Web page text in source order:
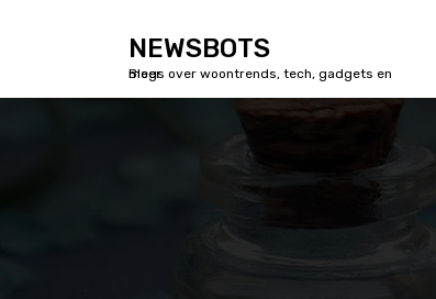
NEWSBOTS
Blogs over woontrends, tech, gadgets en meer